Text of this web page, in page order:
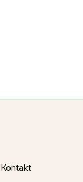
Kontakt